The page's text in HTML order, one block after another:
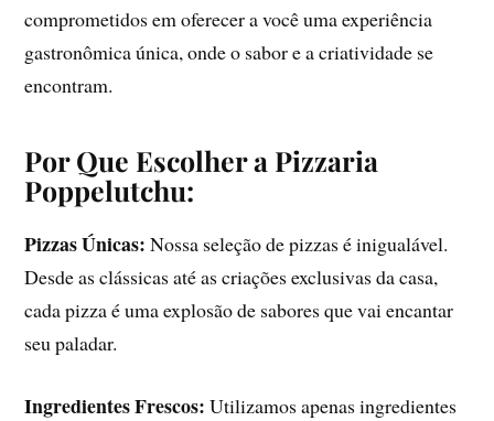
comprometidos em oferecer a você uma experiência
gastronômica única, onde o sabor e a criatividade se
encontram.
Por Que Escolher a Pizzaria
Poppelutchu:
Pizzas Únicas: Nossa seleção de pizzas é inigualável.
Desde as clássicas até as criações exclusivas da casa,
cada pizza é uma explosão de sabores que vai encantar
seu paladar.
Ingredientes Frescos: Utilizamos apenas ingredientes